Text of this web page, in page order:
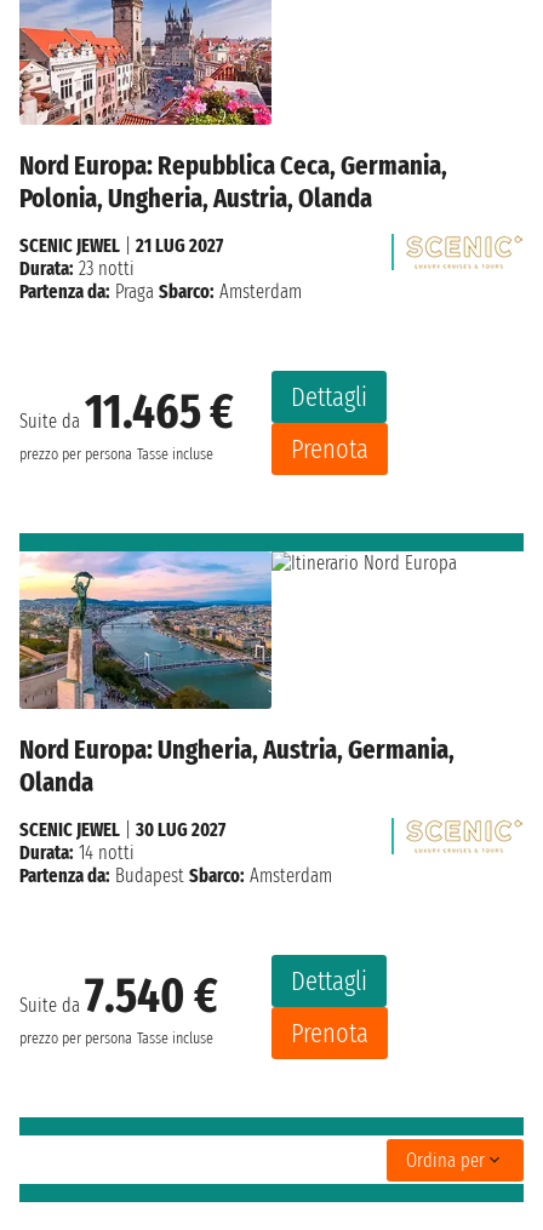
Nord Europa: Repubblica Ceca, Germania,
Polonia, Ungheria, Austria, Olanda
Suite da 11.465 €
prezzo per persona Tasse incluse
Dettagli
Prenota
SCENIC JEWEL
21 LUG 2027
Durata: 23 notti
Partenza da: Praga Sbarco: Amsterdam
Nord Europa: Ungheria, Austria, Germania,
Olanda
Suite da 7.540 €
prezzo per persona Tasse incluse
Dettagli
Prenota
SCENIC JEWEL
30 LUG 2027
Durata: 14 notti
Partenza da: Budapest Sbarco: Amsterdam
Ordina per